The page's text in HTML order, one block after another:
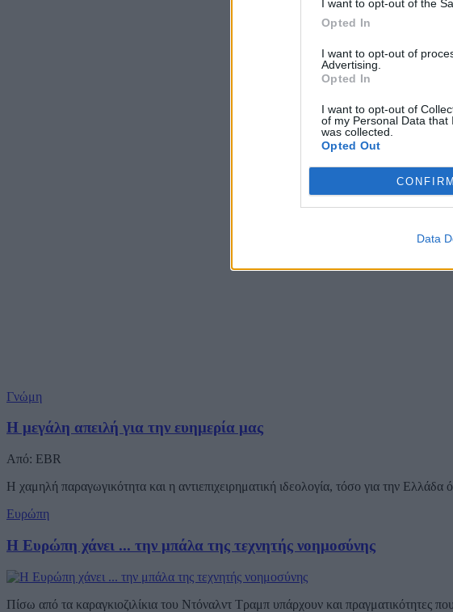
I want to opt-out of the
Opted In
I want to opt-out of
Advertising.
Opted In
I want to opt-out of
of my Personal Data that
was collected.
Opted Out
CONFIRM
Data
Γνώμη
Η μεγάλη απειλή για την ευημερία μας
Από: EBR
Η χαμηλή παραγωγικότητα και η αντιεπιχειρηματική ιδεολογία, τόσο για την Ελλάδα
Ευρώπη
Η Ευρώπη χάνει ... την μπάλα της τεχνητής νοημοσύνης
Πίσω από τα καραγκιοζιλίκια του Ντόναλντ Τραμπ υπάρχουν και πραγματικότητες